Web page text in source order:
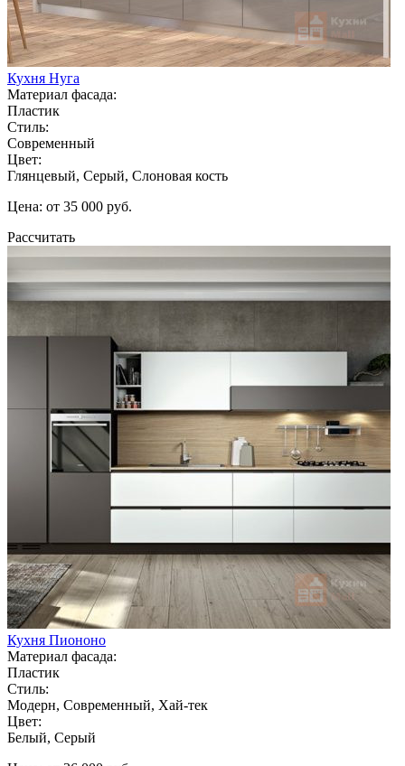
Кухня Нуга
Материал фасада:
Пластик
Стиль:
Современный
Цвет:
Глянцевый, Серый, Слоновая кость
Цена: от 35 000 руб.
Рассчитать
Кухня Пиононо
Материал фасада:
Пластик
Стиль:
Модерн, Современный, Хай-тек
Цвет:
Белый, Серый